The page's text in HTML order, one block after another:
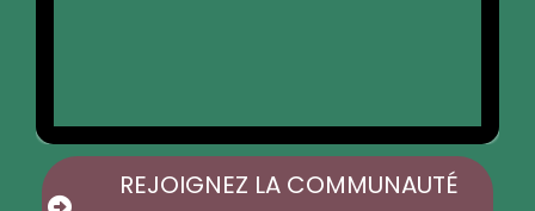
REJOIGNEZ LA COMMUNAUTÉ